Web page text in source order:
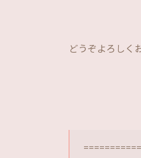
どうぞよろしく